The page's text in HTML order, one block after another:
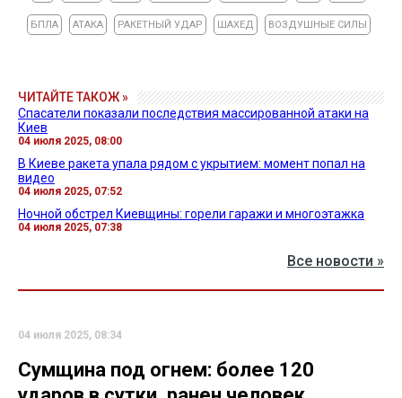
БПЛА АТАКА РАКЕТНЫЙ УДАР ШАХЕД ВОЗДУШНЫЕ СИЛЫ
ЧИТАЙТЕ ТАКОЖ »
Спасатели показали последствия массированной атаки на
Киев
04 июля 2025, 08:00
В Киеве ракета упала рядом с укрытием: момент попал на
видео
04 июля 2025, 07:52
Ночной обстрел Киевщины: горели гаражи и многоэтажка
04 июля 2025, 07:38
Все новости »
04 июля 2025, 08:34
Сумщина под огнем: более 120